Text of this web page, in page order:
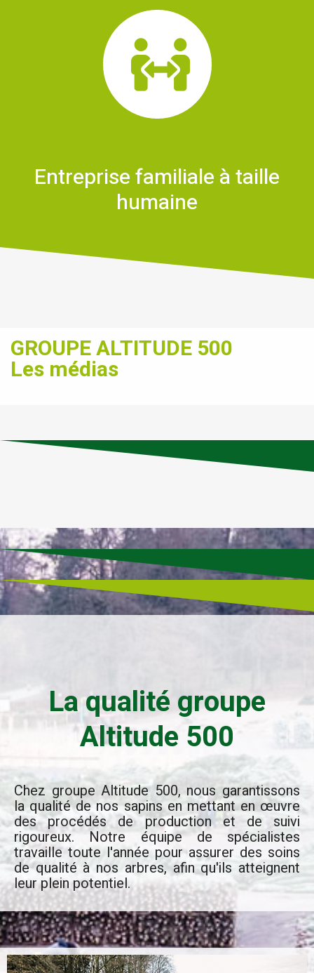
Entreprise familiale à taille
humaine
GROUPE ALTITUDE 500
Les médias
La qualité groupe
Altitude 500
Chez groupe Altitude 500, nous garantissons
la qualité de nos sapins en mettant en œuvre
des procédés de production et de suivi
rigoureux. Notre équipe de spécialistes
travaille toute l'année pour assurer des soins
de qualité à nos arbres, afin qu'ils atteignent
leur plein potentiel.